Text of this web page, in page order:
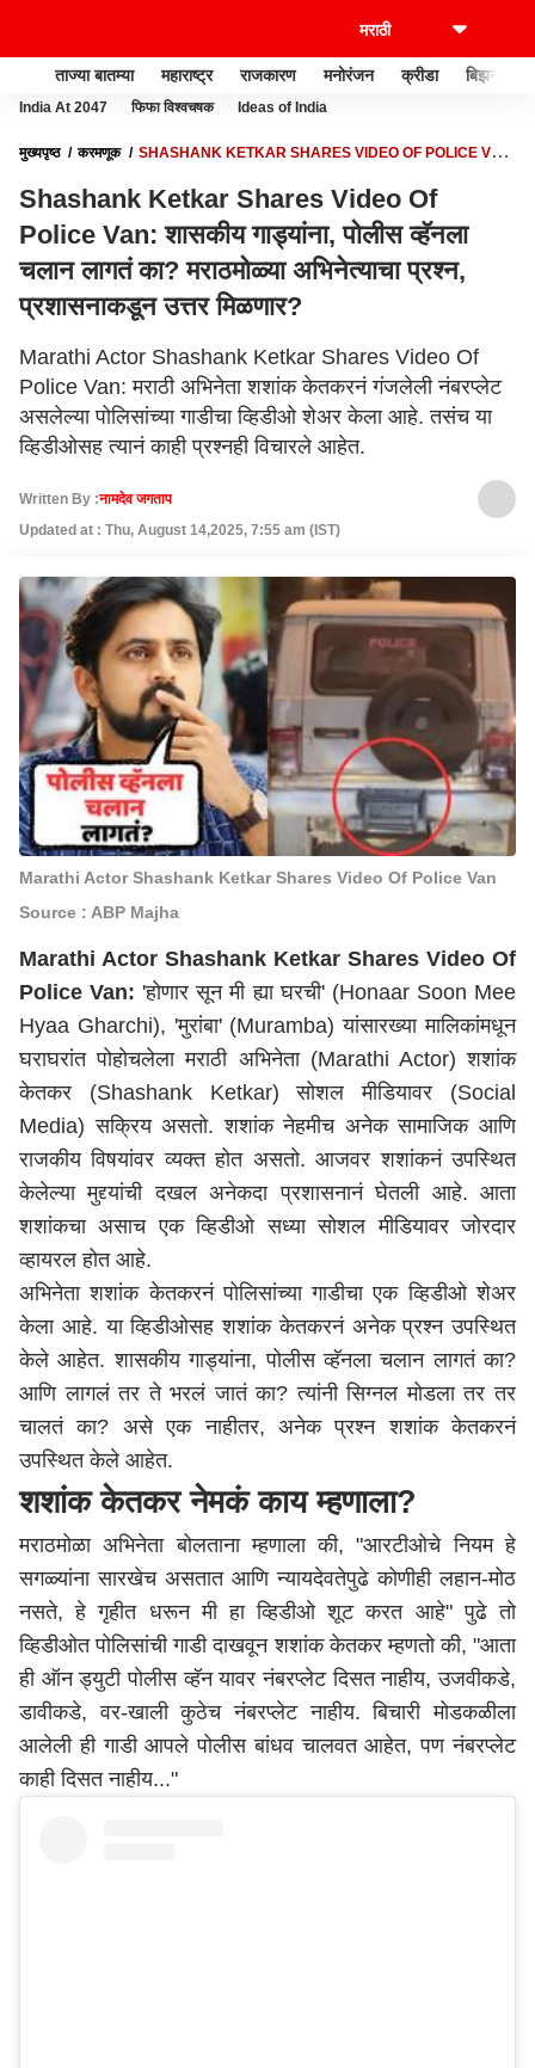
ताज्या बातम्या महाराष्ट्र राजकारण मनोरंजन क्रीडा बिझनेस
India At 2047 फिफा विश्वचषक Ideas of India
मुख्यपृष्ठ करमणूक
SHASHANK KETKAR SHARES VIDEO OF POLICE VAN:
उत्तर मिळणार?
Shashank Ketkar Shares Video Of
Police Van: शासकीय गाड्यांना, पोलीस व्हॅनला
चलान लागतं का? मराठमोळ्या अभिनेत्याचा प्रश्न,
प्रशासनाकडून उत्तर मिळणार?
Marathi Actor Shashank Ketkar Shares Video Of
Police Van: मराठी अभिनेता शशांक केतकरनं गंजलेली नंबरप्लेट
असलेल्या पोलिसांच्या गाडीचा व्हिडीओ शेअर केला आहे. तसंच या
व्हिडीओसह त्यानं काही प्रश्नही विचारले आहेत.
Written By :नामदेव जगताप
Updated at : Thu, August 14,2025, 7:55 am (IST)
Marathi Actor Shashank Ketkar Shares Video Of Police Van
Source : ABP Majha
Marathi Actor Shashank Ketkar Shares Video Of
Police Van: 'होणार सून मी ह्या घरची' (Honaar Soon Mee
Hyaa Gharchi), 'मुरांबा' (Muramba) यांसारख्या मालिकांमधून
घराघरांत पोहोचलेला मराठी अभिनेता (Marathi Actor) शशांक
केतकर (Shashank Ketkar) सोशल मीडियावर (Social
Media) सक्रिय असतो. शशांक नेहमीच अनेक सामाजिक आणि
राजकीय विषयांवर व्यक्त होत असतो. आजवर शशांकनं उपस्थित
केलेल्या मुद्द्यांची दखल अनेकदा प्रशासनानं घेतली आहे. आता
शशांकचा असाच एक व्हिडीओ सध्या सोशल मीडियावर जोरदार
व्हायरल होत आहे.
अभिनेता शशांक केतकरनं पोलिसांच्या गाडीचा एक व्हिडीओ शेअर
केला आहे. या व्हिडीओसह शशांक केतकरनं अनेक प्रश्न उपस्थित
केले आहेत. शासकीय गाड्यांना, पोलीस व्हॅनला चलान लागतं का?
आणि लागलं तर ते भरलं जातं का? त्यांनी सिग्नल मोडला तर तर
चालतं का? असे एक नाहीतर, अनेक प्रश्न शशांक केतकरनं
उपस्थित केले आहेत.
शशांक केतकर नेमकं काय म्हणाला?
मराठमोळा अभिनेता बोलताना म्हणाला की, "आरटीओचे नियम हे
सगळ्यांना सारखेच असतात आणि न्यायदेवतेपुढे कोणीही लहान-मोठ
नसते, हे गृहीत धरून मी हा व्हिडीओ शूट करत आहे" पुढे तो
व्हिडीओत पोलिसांची गाडी दाखवून शशांक केतकर म्हणतो की, "आता
ही ऑन ड्युटी पोलीस व्हॅन यावर नंबरप्लेट दिसत नाहीय, उजवीकडे,
डावीकडे, वर-खाली कुठेच नंबरप्लेट नाहीय. बिचारी मोडकळीला
आलेली ही गाडी आपले पोलीस बांधव चालवत आहेत, पण नंबरप्लेट
काही दिसत नाहीय..."